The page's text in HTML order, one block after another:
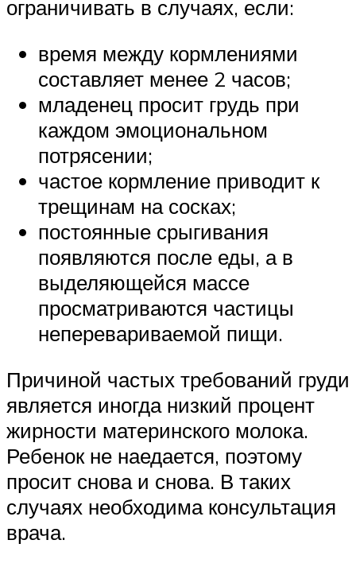
ограничивать в случаях, если:
время между кормлениями
составляет менее 2 часов;
младенец просит грудь при
каждом эмоциональном
потрясении;
частое кормление приводит к
трещинам на сосках;
постоянные срыгивания
появляются после еды, а в
выделяющейся массе
просматриваются частицы
неперевариваемой пищи.
Причиной частых требований груди
является иногда низкий процент
жирности материнского молока.
Ребенок не наедается, поэтому
просит снова и снова. В таких
случаях необходима консультация
врача.